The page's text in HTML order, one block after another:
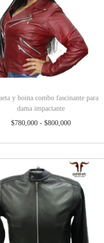
y boina combo fascinante para
dama impactante
$780,000 - $800,000